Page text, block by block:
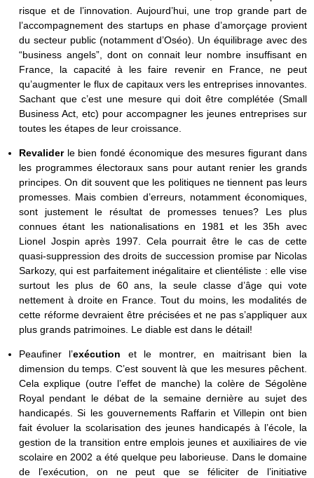
risque et de l’innovation. Aujourd’hui, une trop grande part de
l’accompagnement des startups en phase d’amorçage provient
du secteur public (notamment d’Oséo). Un équilibrage avec des
“business angels”, dont on connait leur nombre insuffisant en
France, la capacité à les faire revenir en France, ne peut
qu’augmenter le flux de capitaux vers les entreprises innovantes.
Sachant que c’est une mesure qui doit être complétée (Small
Business Act, etc) pour accompagner les jeunes entreprises sur
toutes les étapes de leur croissance.
Revalider le bien fondé économique des mesures figurant dans
les programmes électoraux sans pour autant renier les grands
principes. On dit souvent que les politiques ne tiennent pas leurs
promesses. Mais combien d’erreurs, notamment économiques,
sont justement le résultat de promesses tenues? Les plus
connues étant les nationalisations en 1981 et les 35h avec
Lionel Jospin après 1997. Cela pourrait être le cas de cette
quasi-suppression des droits de succession promise par Nicolas
Sarkozy, qui est parfaitement inégalitaire et clientéliste : elle vise
surtout les plus de 60 ans, la seule classe d’âge qui vote
nettement à droite en France. Tout du moins, les modalités de
cette réforme devraient être précisées et ne pas s’appliquer aux
plus grands patrimoines. Le diable est dans le détail!
Peaufiner l’exécution et le montrer, en maitrisant bien la
dimension du temps. C’est souvent là que les mesures pêchent.
Cela explique (outre l’effet de manche) la colère de Ségolène
Royal pendant le débat de la semaine dernière au sujet des
handicapés. Si les gouvernements Raffarin et Villepin ont bien
fait évoluer la scolarisation des jeunes handicapés à l’école, la
gestion de la transition entre emplois jeunes et auxiliaires de vie
scolaire en 2002 a été quelque peu laborieuse. Dans le domaine
de l’exécution, on ne peut que se féliciter de l’initiative